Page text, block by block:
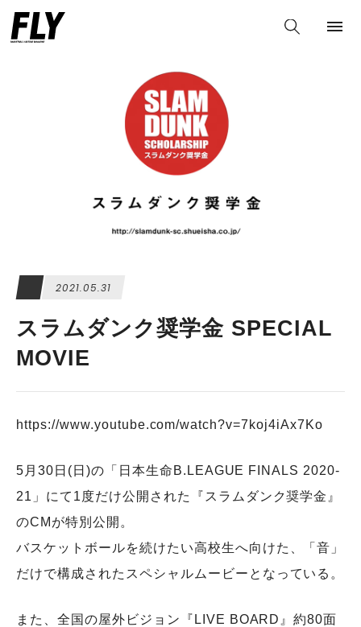
2021.05.31
スラムダンク奨学金 SPECIAL
MOVIE
https://www.youtube.com/watch?v=7koj4iAx7Ko
5月30日(日)の「日本生命B.LEAGUE FINALS 2020-
21」にて1度だけ公開された『スラムダンク奨学金』
のCMが特別公開。
バスケットボールを続けたい高校生へ向けた、「音」
だけで構成されたスペシャルムービーとなっている。
また、全国の屋外ビジョン『LIVE BOARD』約80面